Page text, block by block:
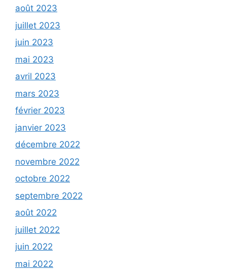
août 2023
juillet 2023
juin 2023
mai 2023
avril 2023
mars 2023
février 2023
janvier 2023
décembre 2022
novembre 2022
octobre 2022
septembre 2022
août 2022
juillet 2022
juin 2022
mai 2022